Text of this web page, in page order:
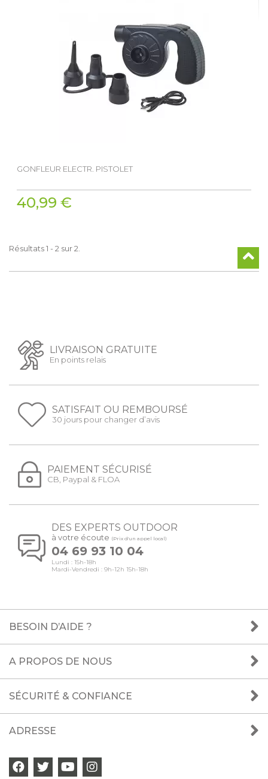
GONFLEUR ELECTR. PISTOLET
40,99 €
Résultats 1 - 2 sur 2.
LIVRAISON GRATUITE
En points relais
SATISFAIT OU REMBOURSÉ
30 jours pour changer d’avis
PAIEMENT SÉCURISÉ
CB, Paypal & FLOA
DES EXPERTS OUTDOOR
à votre écoute (Prix d'un appel local)
04 69 93 10 04
Lundi : 15h-18h
Mardi-Vendredi : 9h-12h 15h-18h
BESOIN D’AIDE ?
A PROPOS DE NOUS
SÉCURITÉ & CONFIANCE
ADRESSE